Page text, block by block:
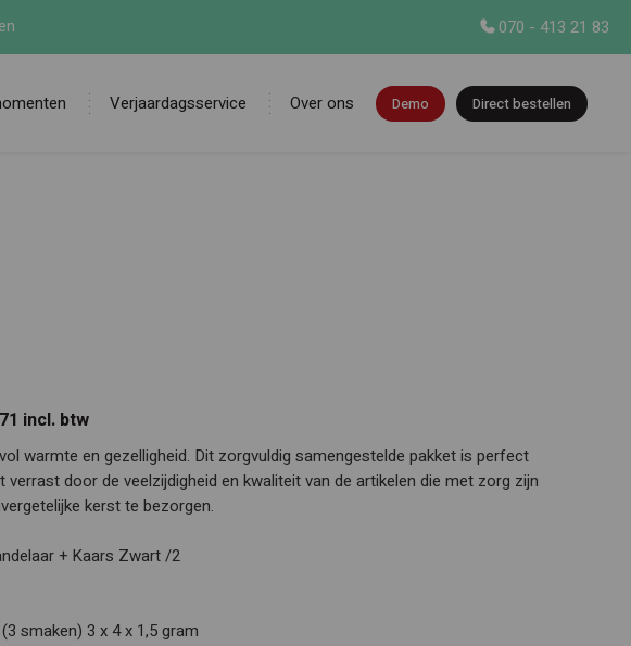
070 - 413 21 83
Verjaardagsservice Over ons Demo Direct bestellen
Zoeken
incl. btw
warmte en gezelligheid. Dit zorgvuldig samengestelde pakket is perfect
door de veelzijdigheid en kwaliteit van de artikelen die met zorg zijn
kerst te bezorgen.
+ Kaars Zwart /2
smaken) 3 x 4 x 1,5 gram